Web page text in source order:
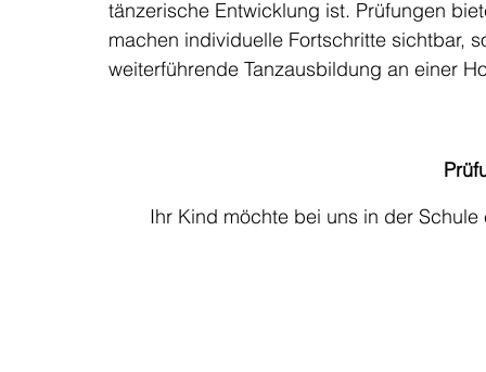
tänzerische Entwicklung ist. Prüfungen
machen individuelle Fortschritte sichtbar,
weiterführende Tanzausbildung an einer
Ihr Kind möchte bei uns in der